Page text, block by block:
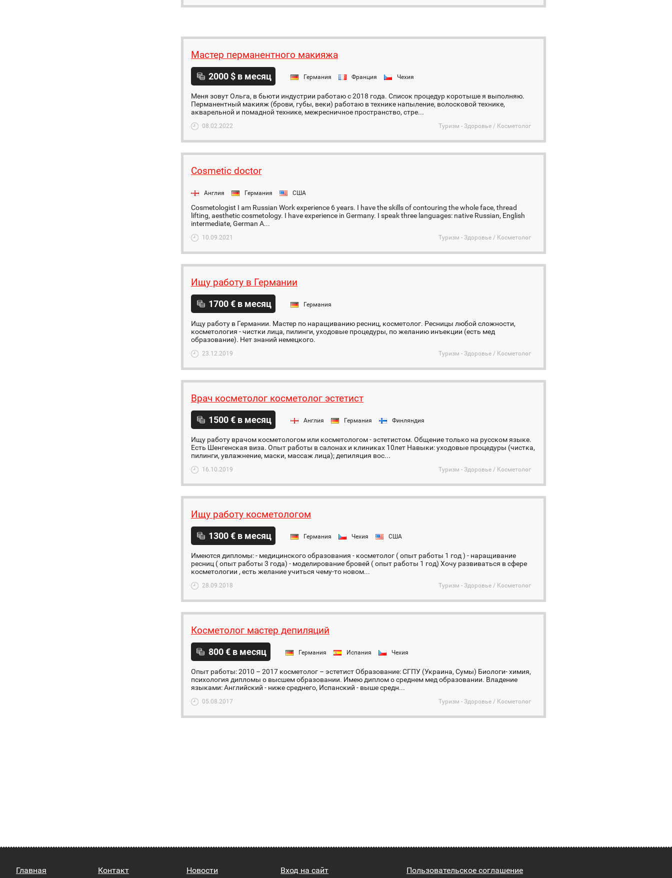
Мастер перманентного макияжа
2000 $ в месяц Германия Франция Чехия
Меня зовут Ольга, в бьюти индустрии работаю с 2018 года. Список процедур коротыше я выполняю.
Перманентный макияж (брови, губы, веки) работаю в технике напыление, волосковой технике,
акварельной и помадной технике, межресничное пространство, стре...
08.02.2022 Туризм - Здоровье / Косметолог
Cosmetic doctor
Англия Германия США
Сosmetologist I am Russian Work experience 6 years. I have the skills of contouring the whole face, thread
lifting, aesthetic cosmetology. I have experience in Germany. I speak three languages: native Russian, English
intermediate, German A...
10.09.2021 Туризм - Здоровье / Косметолог
Ищу работу в Германии
1700 € в месяц Германия
Ищу работу в Германии. Мастер по наращиванию ресниц, косметолог. Ресницы любой сложности,
косметология - чистки лица, пилинги, уходовые процедуры, по желанию инъекции (есть мед
образование). Нет знаний немецкого.
23.12.2019 Туризм - Здоровье / Косметолог
Врач косметолог косметолог эстетист
1500 € в месяц Англия Германия Финляндия
Ищу работу врачом косметологом или косметологом - эстетистом. Общение только на русском языке.
Есть Шенгенская виза. Опыт работы в салонах и клиниках 10лет Навыки: уходовые процедуры (чистка,
пилинги, увлажнение, маски, массаж лица); депиляция вос...
16.10.2019 Туризм - Здоровье / Косметолог
Ищу работу косметологом
1300 € в месяц Германия Чехия США
Имеются дипломы: - медицинского образования - косметолог ( опыт работы 1 год ) - наращивание
ресниц ( опыт работы 3 года) - моделирование бровей ( опыт работы 1 год) Хочу развиваться в сфере
косметологии , есть желание учиться чему-то новом...
28.09.2018 Туризм - Здоровье / Косметолог
Косметолог мастер депиляций
800 € в месяц Германия Испания Чехия
Опыт работы: 2010 – 2017 косметолог – эстетист Образование: СГПУ (Украина, Сумы) Биологи- химия,
психология дипломы о высшем образовании. Имею диплом о среднем мед образовании. Владение
языками: Английский - ниже среднего, Испанский - выше средн...
05.08.2017 Туризм - Здоровье / Косметолог
Главная Контакт Новости Вход на сайт Пользовательское соглашение